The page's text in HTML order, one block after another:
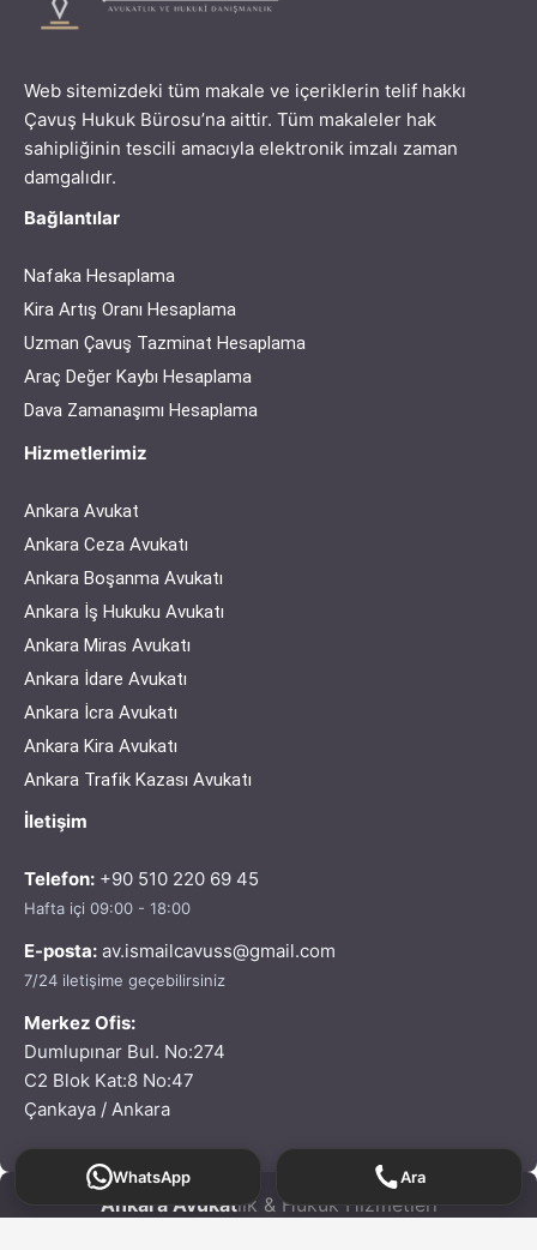
Web sitemizdeki tüm makale ve içeriklerin telif hakkı
Çavuş Hukuk Bürosu’na aittir. Tüm makaleler hak
sahipliğinin tescili amacıyla elektronik imzalı zaman
damgalıdır.
Bağlantılar
Nafaka Hesaplama
Kira Artış Oranı Hesaplama
Uzman Çavuş Tazminat Hesaplama
Araç Değer Kaybı Hesaplama
Dava Zamanaşımı Hesaplama
Hizmetlerimiz
Ankara Avukat
Ankara Ceza Avukatı
Ankara Boşanma Avukatı
Ankara İş Hukuku Avukatı
Ankara Miras Avukatı
Ankara İdare Avukatı
Ankara İcra Avukatı
Ankara Kira Avukatı
Ankara Trafik Kazası Avukatı
İletişim
Telefon: +90 510 220 69 45
Hafta içi 09:00 - 18:00
E-posta: av.ismailcavuss@gmail.com
7/24 iletişime geçebilirsiniz
Merkez Ofis:
Dumlupınar Bul. No:274
C2 Blok Kat:8 No:47
Çankaya / Ankara
Ankara Avukatlık & Hukuk Hizmetleri
WhatsApp Ara